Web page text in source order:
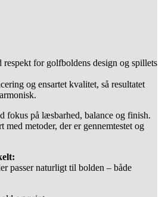
for golfboldens design og spillets
og ensartet kvalitet, så resultatet
fokus på læsbarhed, balance og finish.
metoder, der er gennemtestet og
passer naturligt til bolden – både